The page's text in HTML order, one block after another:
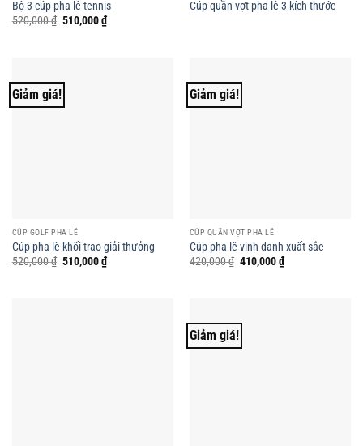
Bộ 3 cúp pha lê tennis
520,000₫ Giá
510,000₫Giá
hiện
Cúp quần vợt pha lê 3 kích thước
Giảm giá!
CÚP GOLF PHA LÊ
Cúp pha lê khối trao giải thưởng
520,000₫ Giá
510,000₫Giá
hiện
Giảm giá!
CÚP QUẦN VỢT PHA LÊ
Cúp pha lê vinh danh xuất sắc
420,000₫ Giá
410,000₫Giá
hiện
Giảm giá!